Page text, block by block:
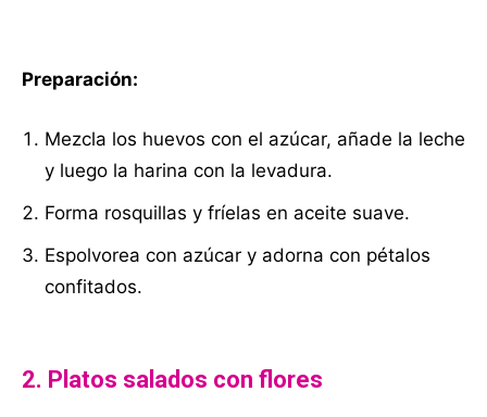
Preparación:
Mezcla los huevos con el azúcar, añade la leche
y luego la harina con la levadura.
Forma rosquillas y fríelas en aceite suave.
Espolvorea con azúcar y adorna con pétalos
confitados.
2. Platos salados con flores